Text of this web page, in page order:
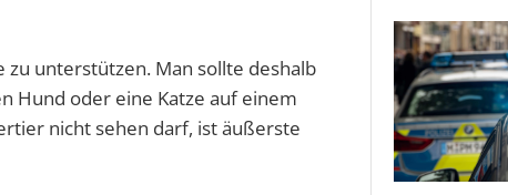
zu unterstützen. Man sollte deshalb
Hund oder eine Katze auf einem
nicht sehen darf, ist äußerste